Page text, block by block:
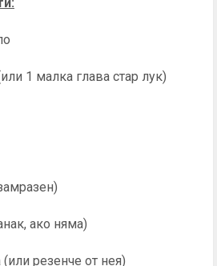
1 малка глава стар лук)
ако няма)
резенче от нея)